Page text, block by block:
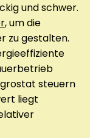
und schwer.
, um die
zu gestalten.
steuern
liegt